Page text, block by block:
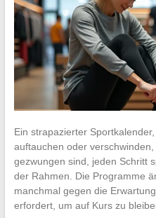
Ein strapazierter
auftauchen oder
gezwungen sind, jeden Schritt
der Rahmen. Die Programme
manchmal gegen die
erfordert, um auf Kurs zu